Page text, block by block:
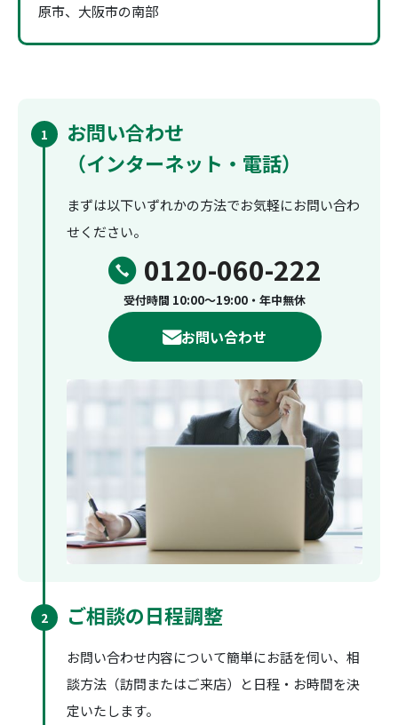
原市、大阪市の南部
1
お問い合わせ
（インターネット・電話）
まずは以下いずれかの方法でお気軽にお問い合わ
せください。
0120-060-222
受付時間 10:00～19:00・年中無休
お問い合わせ
2 ご相談の日程調整
お問い合わせ内容について簡単にお話を伺い、相
談方法（訪問またはご来店）と日程・お時間を決
定いたします。